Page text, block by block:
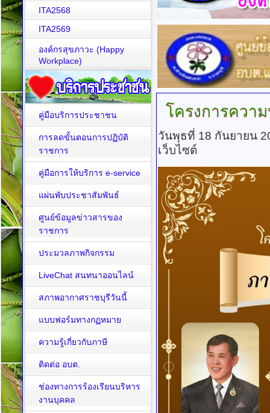
โครงการควา
วันพุธที่ 18 กันยายน
เว็บไซต์
ITA2568
ITA2569
องค์กรสุขภาวะ (Happy
Workplace)
คู่มือบริการประชาชน
การลดขั้นตอนการปฏิบัติ
ราชการ
คู่มือการให้บริการ e-service
แผ่นพับประชาสัมพันธ์
ศูนย์ข้อมูลข่าวสารของ
ราชการ
ประมวลภาพกิจกรรม
LiveChat สนทนาออนไลน์
สภาพอากาศราชบุรีวันนี้
แบบฟอร์มทางกฏหมาย
ความรู้เกี่ยวกับภาษี
ติดต่อ อบต.
ช่องทางการร้องเรียนบริหาร
งานบุคคล